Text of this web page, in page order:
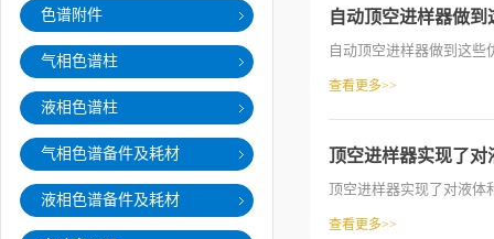
色谱附件
气相色谱柱
液相色谱柱
气相色谱备件及耗材
液相色谱备件及耗材
自动顶空进样器做
自动顶空进样器做到这些
查看更多>>
顶空进样器实现了
顶空进样器实现了对液体
查看更多>>